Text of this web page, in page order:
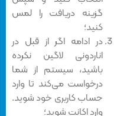
گزینه دریافت را لمس
کنید؛
در ادامه اگر از قبل در
اناردونی لاگین نکرده
باشید، سیستم از شما
درخواست می‌کند تا وارد
حساب کاربری خود شوید.
وارد اکانت شوید؛